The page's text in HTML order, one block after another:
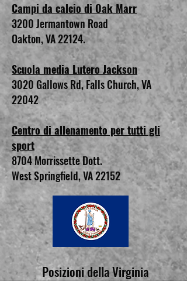
Campi da calcio di Oak Marr
3200 Jermantown Road
Oakton, VA 22124.
Scuola media Lutero Jackson
3020 Gallows Rd, Falls Church, VA
22042
Centro di allenamento per tutti gli
sport
8704 Morrissette Dott.
West Springfield, VA 22152
Posizioni della Virginia